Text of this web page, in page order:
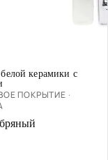
керамики с
ПОКРЫТИЕ ·